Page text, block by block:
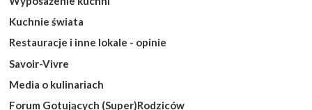
Kuchnie świata
Restauracje i inne lokale - opinie
Savoir-Vivre
Media o kulinariach
Forum Gotujących (Super)Rodziców